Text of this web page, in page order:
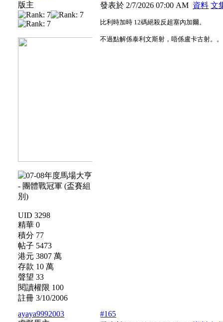
版主
UID 3298
精華 0
積分 77
帖子 5473
港元 3807 萬
存款 10 萬
聲望 33
閱讀權限 100
註冊 3/10/2006
發表於 2/7/2026 07:00 AM 資料 文
比利時加時 12碼絕殺反超塞內加爾。
不過點解係泰利文斯射，唔係盧卡古射。。
ayaya9992003
#165